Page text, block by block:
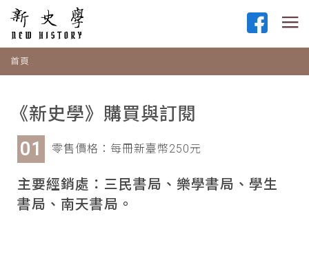
首頁
《新史學》購買與訂閱
零售價格：每冊新臺幣250元
主要經銷處：三民書局、樂學書局、學生
書局、南天書局。